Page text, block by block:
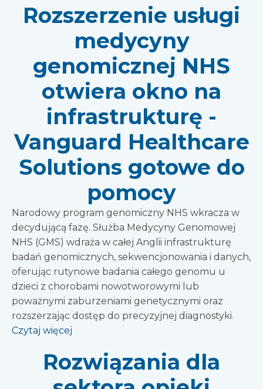
Rozszerzenie usługi
medycyny
genomicznej NHS
otwiera okno na
infrastrukturę -
Vanguard Healthcare
Solutions gotowe do
pomocy
Narodowy program genomiczny NHS wkracza w
decydującą fazę. Służba Medycyny Genomowej
NHS (GMS) wdraża w całej Anglii infrastrukturę
badań genomicznych, sekwencjonowania i danych,
oferując rutynowe badania całego genomu u
dzieci z chorobami nowotworowymi lub
poważnymi zaburzeniami genetycznymi oraz
rozszerzając dostęp do precyzyjnej diagnostyki.
Czytaj więcej
Rozwiązania dla